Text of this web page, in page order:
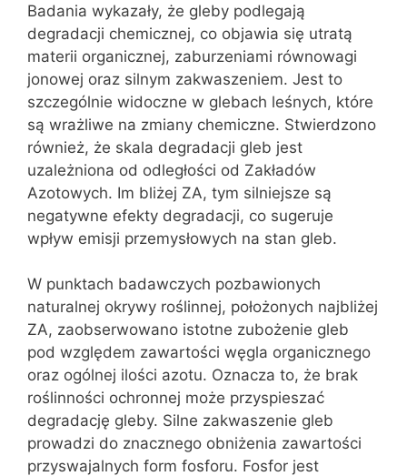
Badania wykazały, że gleby podlegają
degradacji chemicznej, co objawia się utratą
materii organicznej, zaburzeniami równowagi
jonowej oraz silnym zakwaszeniem. Jest to
szczególnie widoczne w glebach leśnych, które
są wrażliwe na zmiany chemiczne. Stwierdzono
również, że skala degradacji gleb jest
uzależniona od odległości od Zakładów
Azotowych. Im bliżej ZA, tym silniejsze są
negatywne efekty degradacji, co sugeruje
wpływ emisji przemysłowych na stan gleb.
W punktach badawczych pozbawionych
naturalnej okrywy roślinnej, położonych najbliżej
ZA, zaobserwowano istotne zubożenie gleb
pod względem zawartości węgla organicznego
oraz ogólnej ilości azotu. Oznacza to, że brak
roślinności ochronnej może przyspieszać
degradację gleby. Silne zakwaszenie gleb
prowadzi do znacznego obniżenia zawartości
przyswajalnych form fosforu. Fosfor jest